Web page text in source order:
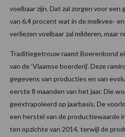
voelbaar zijn. Dat zal zorgen voor
van 6,4 procent wat in de melkvee-
verliezen voelbaar zal milderen, maar
Traditiegetrouw raamt Boerenbond
van de ‘Vlaamse boerderij’. Deze
gegevens van producties en van
eerste 8 maanden van het jaar. Die
geëxtrapoleerd op jaarbasis. De
een herstel van de productiewaarde
ten opzichte van 2014, terwijl de